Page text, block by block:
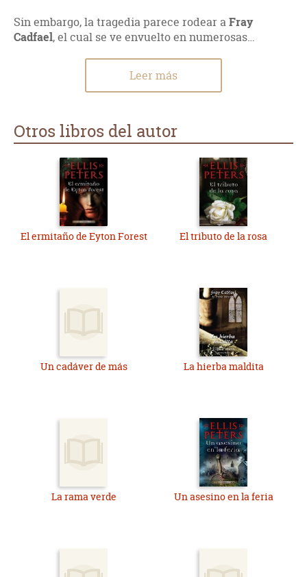
Sin embargo, la tragedia parece rodear aFray
Cadfael, el cual se ve envuelto en numerosas…
Leer más
Otros libros del autor
El ermitaño de Eyton Forest El tributo de la rosa
Un cadáver de más La hierba maldita
La rama verde Un asesino en la feria